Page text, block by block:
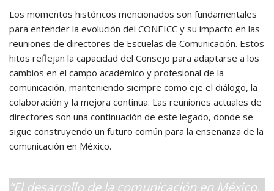
Los momentos históricos mencionados son fundamentales
para entender la evolución del CONEICC y su impacto en las
reuniones de directores de Escuelas de Comunicación. Estos
hitos reflejan la capacidad del Consejo para adaptarse a los
cambios en el campo académico y profesional de la
comunicación, manteniendo siempre como eje el diálogo, la
colaboración y la mejora continua. Las reuniones actuales de
directores son una continuación de este legado, donde se
sigue construyendo un futuro común para la enseñanza de la
comunicación en México.
“El desarrollo de la comunicación en México,